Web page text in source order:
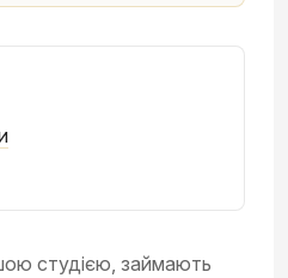
студією, займають